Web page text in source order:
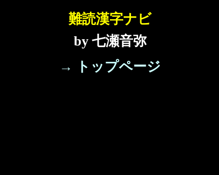
難読漢字ナビ
by 七瀬音弥
→ トップページ